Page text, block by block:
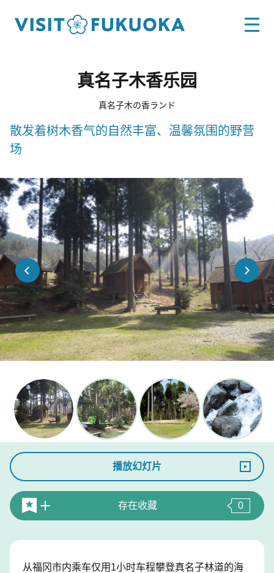
真名子木香乐园
真名子木の香ランド
散发着树木香气的自然丰富、温馨氛围的野营
场
播放幻灯片
存在收藏 0
从福冈市内乘车仅用1小时车程攀登真名子林道的海